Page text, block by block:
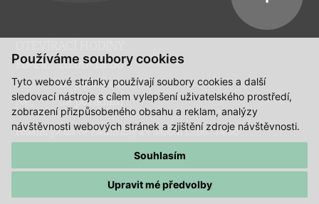
Používáme soubory cookies
Tyto webové stránky používají soubory cookies a další
sledovací nástroje s cílem vylepšení uživatelského prostředí,
zobrazení přizpůsobeného obsahu a reklam, analýzy
návštěvnosti webových stránek a zjištění zdroje návštěvnosti.
Souhlasím
Upravit mé předvolby
Po–Pá:
10.00–18.00
So:
na požádání
Ne:
na požádání
Polední pauza ve všední dny a v sobotu 13:00 - 14:00.